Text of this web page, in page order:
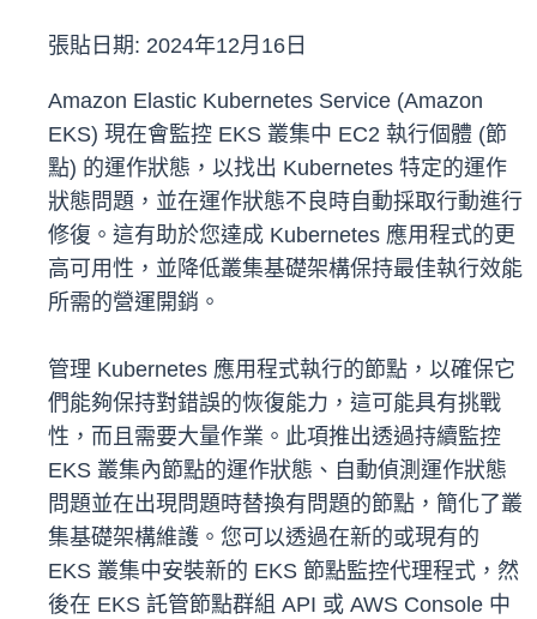
張貼日期: 2024年12月16日
Amazon Elastic Kubernetes Service (Amazon
EKS) 現在會監控 EKS 叢集中 EC2 執行個體 (節
點) 的運作狀態，以找出 Kubernetes 特定的運作
狀態問題，並在運作狀態不良時自動採取行動進行
修復。這有助於您達成 Kubernetes 應用程式的更
高可用性，並降低叢集基礎架構保持最佳執行效能
所需的營運開銷。
管理 Kubernetes 應用程式執行的節點，以確保它
們能夠保持對錯誤的恢復能力，這可能具有挑戰
性，而且需要大量作業。此項推出透過持續監控
EKS 叢集內節點的運作狀態、自動偵測運作狀態
問題並在出現問題時替換有問題的節點，簡化了叢
集基礎架構維護。您可以透過在新的或現有的
EKS 叢集中安裝新的 EKS 節點監控代​​理程式，然
後在 EKS 託管節點群組 API 或 AWS Console 中